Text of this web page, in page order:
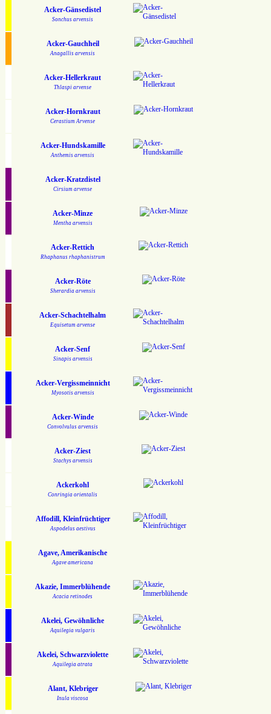
Acker-Gänsedistel
Sonchus arvensis
Acker-Gauchheil
Anagallis arvensis
Acker-Hellerkraut
Thlaspi arvense
Acker-Hornkraut
Cerastium Arvense
Acker-Hundskamille
Anthemis arvensis
Acker-Kratzdistel
Cirsium arvense
Acker-Minze
Mentha arvensis
Acker-Rettich
Rhaphanus rhaphanistrum
Acker-Röte
Sherardia arvensis
Acker-Schachtelhalm
Equisetum arvense
Acker-Senf
Sinapis arvensis
Acker-Vergissmeinnicht
Myosotis arvensis
Acker-Winde
Convolvulus arvensis
Acker-Ziest
Stachys arvensis
Ackerkohl
Conringia orientalis
Affodill, Kleinfrüchtiger
Aspodelus aestivus
Agave, Amerikanische
Agave americana
Akazie, Immerblühende
Acacia retinodes
Akelei, Gewöhnliche
Aquilegia vulgaris
Akelei, Schwarzviolette
Aquilegia atrata
Alant, Klebriger
Inula viscosa